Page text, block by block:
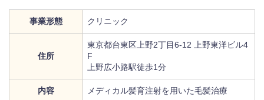
事業形態 クリニック
住所
東京都台東区上野2丁目6-12 上野東洋ビル4
F
上野広小路駅徒歩1分
内容 メディカル髪育注射を用いた毛髪治療